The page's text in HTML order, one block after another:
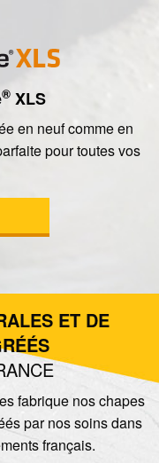
® XLS
en neuf comme en
pour toutes vos
ET DE
fabrique nos chapes
par nos soins dans
français.